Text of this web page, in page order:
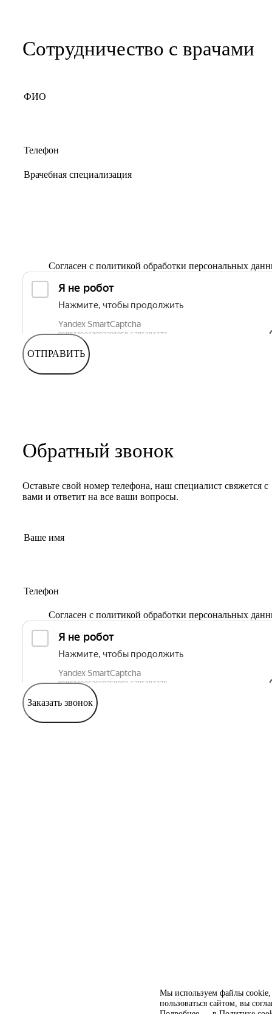
Мы используем файлы cookie,
пользоваться сайтом, вы
Сотрудничество с врачами
Согласен с политикой обработки персональных
ОТПРАВИТЬ
Обратный звонок
Оставьте свой номер телефона, наш специалист свяжется с
вами и ответит на все ваши вопросы.
Согласен с политикой обработки персональных
Заказать звонок